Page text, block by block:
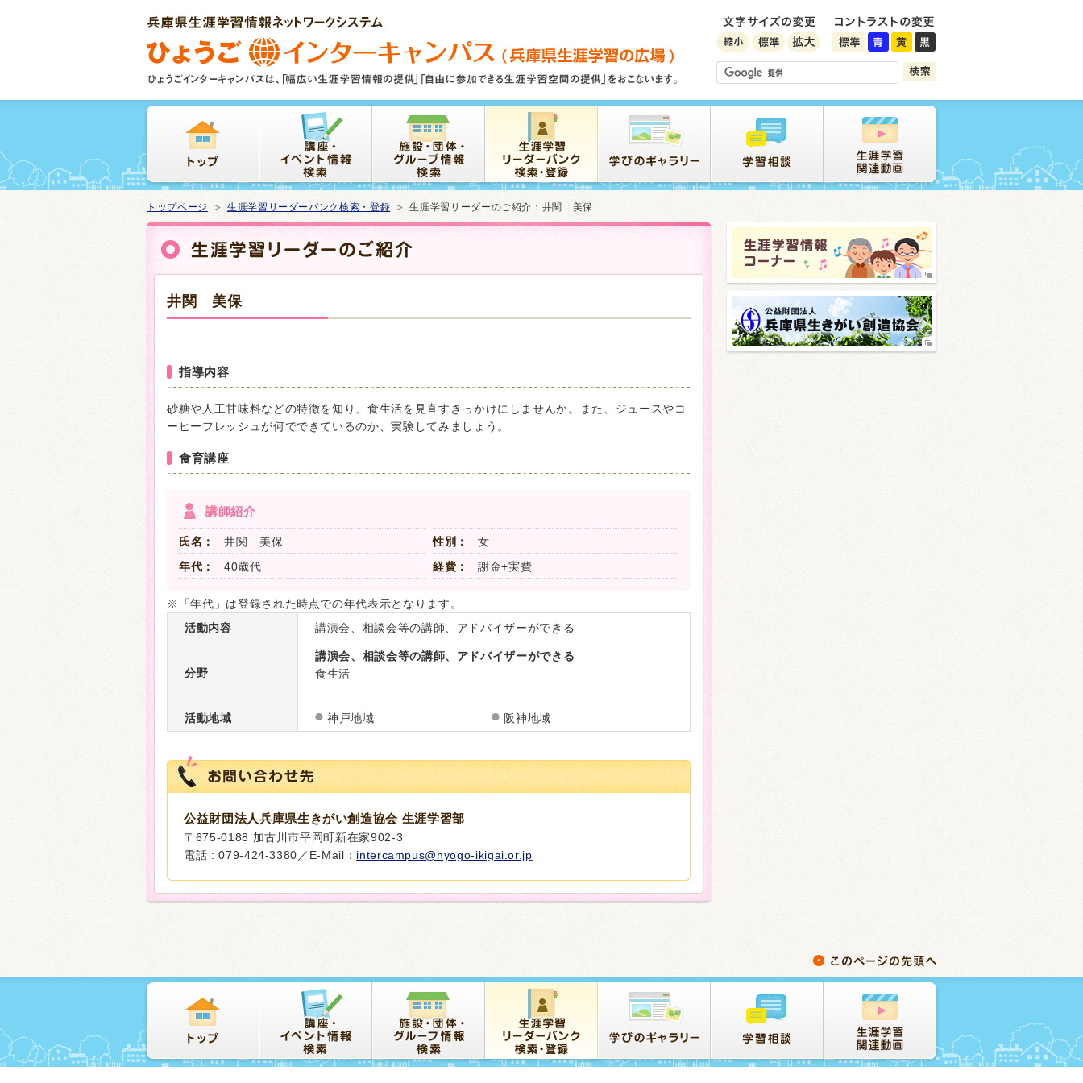
キ
トップページ 生涯学習リーダーバンク検索・登録 生涯学習リーダーのご紹介：井関 美保
井関 美保
指導内容
砂糖や人工甘味料などの特徴を知り、食生活を見直すきっかけにしませんか。また、ジュースやコ
ーヒーフレッシュが何でできているのか、実験してみましょう。
食育講座
講師紹介
氏名：
井関 美保
年代：
40歳代
性別：
女
経費：
謝金+実費
※「年代」は登録された時点での年代表示となります。
活動内容
講演会、相談会等の講師、アドバイザーができる
分野
講演会、相談会等の講師、アドバイザーができる
食生活
活動地域 神戸地域 阪神地域
公益財団法人兵庫県生きがい創造協会 生涯学習部
〒675-0188 加古川市平岡町新在家902-3
電話 : 079-424-3380／E-Mail： intercampus@hyogo-ikigai.or.jp